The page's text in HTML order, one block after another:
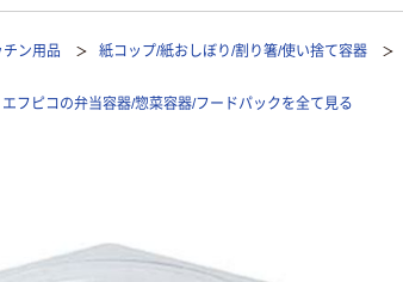
ン用品 紙コップ/紙おしぼり/割り箸/使い捨て容器
エフピコの弁当容器/惣菜容器/フードパックを全て見る